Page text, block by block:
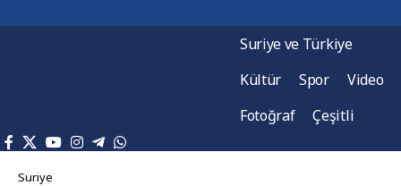
Suriye ve Türkiye
Kültür
Spor
Video
Fotoğraf
Çeşitli
Suriye